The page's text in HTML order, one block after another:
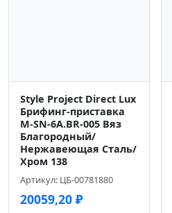
Style Project Direct Lux
Брифинг-приставка
M-SN-6A.BR-005 Вяз
Благородный/
Нержавеющая Сталь/
Хром 138
Артикул: ЦБ-00781880
20059,20 ₽